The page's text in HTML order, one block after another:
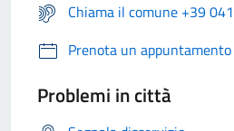
Chiama il comune +39
Prenota un appuntamento
Problemi in città